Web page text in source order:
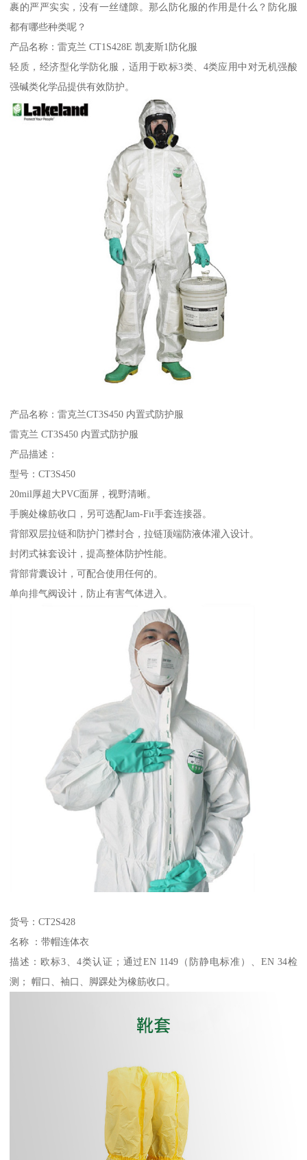
裹的严严实实，没有一丝缝隙。那么防化服的作用是什么？防化服
都有哪些种类呢？
产品名称：雷克兰 CT1S428E 凯麦斯1防化服
轻质，经济型化学防化服，适用于欧标3类、4类应用中对无机强酸
强碱类化学品提供有效防护。
产品名称：雷克兰CT3S450 内置式防护服
雷克兰 CT3S450 内置式防护服
产品描述：
型号：CT3S450
20mil厚超大PVC面屏，视野清晰。
手腕处橡筋收口，另可选配Jam-Fit手套连接器。
背部双层拉链和防护门襟封合，拉链顶端防液体灌入设计。
封闭式袜套设计，提高整体防护性能。
背部背囊设计，可配合使用任何的。
单向排气阀设计，防止有害气体进入。
货号：CT2S428
名称 ：带帽连体衣
描述：欧标3、4类认证；通过EN 1149（防静电标准）、EN 34检
测； 帽口、袖口、脚踝处为橡筋收口。